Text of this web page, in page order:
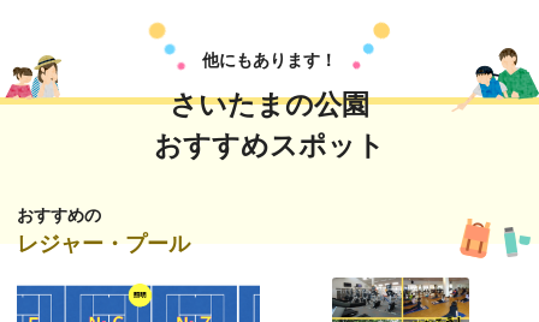
他にもあります！
さいたまの公園
おすすめスポット
おすすめの
レジャー・プール